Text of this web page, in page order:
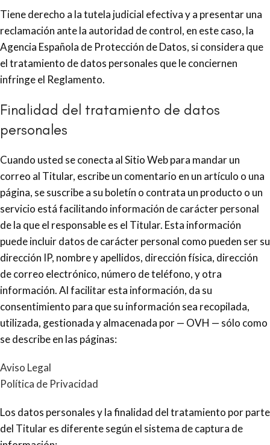
Tiene derecho a la tutela judicial efectiva y a presentar una
reclamación ante la autoridad de control, en este caso, la
Agencia Española de Protección de Datos, si considera que
el tratamiento de datos personales que le conciernen
infringe el Reglamento.
Finalidad del tratamiento de datos
personales
Cuando usted se conecta al Sitio Web para mandar un
correo al Titular, escribe un comentario en un artículo o una
página, se suscribe a su boletín o contrata un producto o un
servicio está facilitando información de carácter personal
de la que el responsable es el Titular. Esta información
puede incluir datos de carácter personal como pueden ser su
dirección IP, nombre y apellidos, dirección física, dirección
de correo electrónico, número de teléfono, y otra
información. Al facilitar esta información, da su
consentimiento para que su información sea recopilada,
utilizada, gestionada y almacenada por — OVH — sólo como
se describe en las páginas:
Aviso Legal
Política de Privacidad
Los datos personales y la finalidad del tratamiento por parte
del Titular es diferente según el sistema de captura de